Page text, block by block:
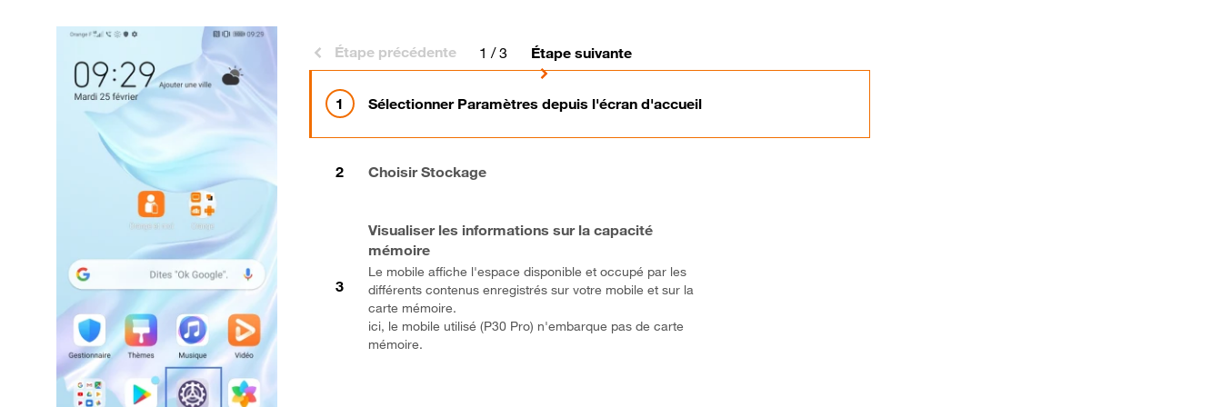
Étape précédente 1 / 3 Étape suivante
Sélectionner Paramètres depuis l'écran d'accueil
Choisir Stockage
Visualiser les informations sur la capacité
mémoire
Le mobile affiche l'espace disponible et occupé par les
différents contenus enregistrés sur votre mobile et sur la
carte mémoire.
ici, le mobile utilisé (P30 Pro) n'embarque pas de carte
mémoire.